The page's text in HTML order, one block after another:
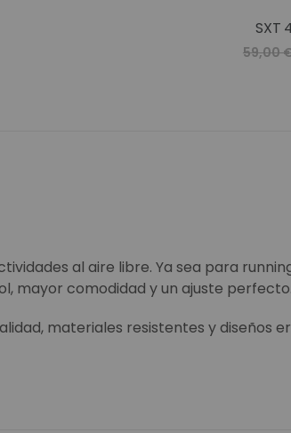
SXT
59,00
al aire libre. Ya sea para
mayor comodidad y un ajuste perfecto.
materiales resistentes y diseños